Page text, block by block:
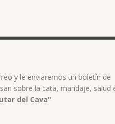
y le enviaremos un boletín de
sobre la cata, maridaje, salud
del Cava"